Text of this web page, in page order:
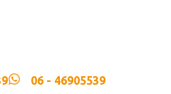
06 - 46905539